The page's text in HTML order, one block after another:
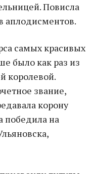
Повисла
аплодисментов.
самых красивых
было как раз из
королевой.
звание,
корону
победила на